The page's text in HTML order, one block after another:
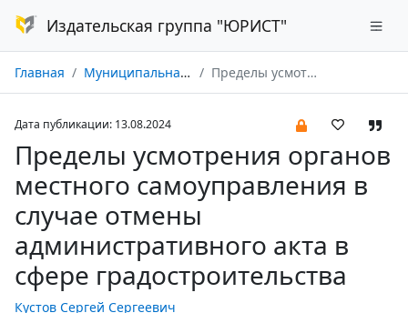
Издательская группа "ЮРИСТ"
Главная Муниципальная служба: правовые вопросы № 03/2024 Пределы усмотрения органов местного самоуправления в случае отмены административного акта в сфере градостроительства
Дата публикации: 13.08.2024
Пределы усмотрения органов
местного самоуправления в
случае отмены
административного акта в
сфере градостроительства
Кустов Сергей Сергеевич